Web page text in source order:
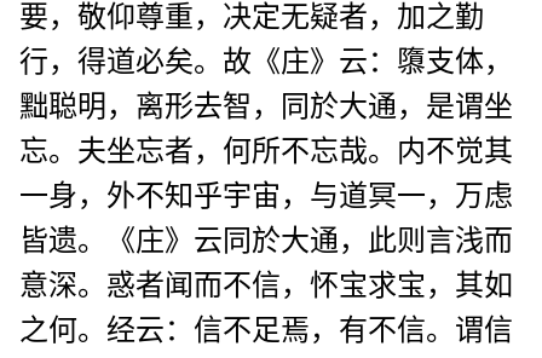
要，敬仰尊重，决定无疑者，加之勤
行，得道必矣。故《庄》云：隳支体，
黜聪明，离形去智，同於大通，是谓坐
忘。夫坐忘者，何所不忘哉。内不觉其
一身，外不知乎宇宙，与道冥一，万虑
皆遗。《庄》云同於大通，此则言浅而
意深。惑者闻而不信，怀宝求宝，其如
之何。经云：信不足焉，有不信。谓信